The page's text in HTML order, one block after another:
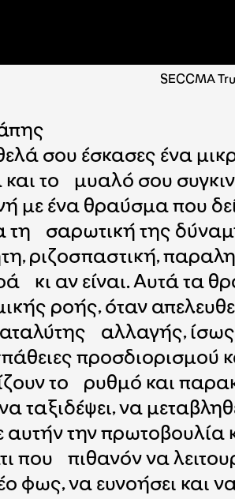
SECCMA
σου έσκασες ένα
το μυαλό σου
ένα θραύσμα που
τη σαρωτική της
ριζοσπαστική,
κι αν είναι. Αυτά τα
ροής, όταν
αλλαγής, ίσως
προσδιορισμού
το ρυθμό και
να
αυτήν την πρωτοβουλία
που πιθανόν να
φως, να ευνοήσει και